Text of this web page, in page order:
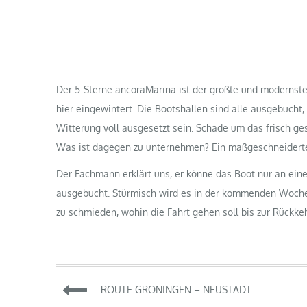
Der 5-Sterne ancoraMarina ist der größte und
hier eingewintert. Die Bootshallen sind alle
Witterung voll ausgesetzt sein. Schade um das frisch
Was ist dagegen zu unternehmen? Ein
Der Fachmann erklärt uns, er könne das Boot nur an
ausgebucht. Stürmisch wird es in der kommenden
zu schmieden, wohin die Fahrt gehen soll bis zur
Beitragsnavigation
ROUTE GRONINGEN – NEUSTADT